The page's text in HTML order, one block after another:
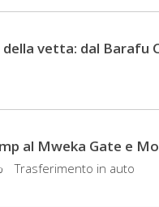
vetta: dal Barafu
al Mweka Gate e
Trasferimento in auto